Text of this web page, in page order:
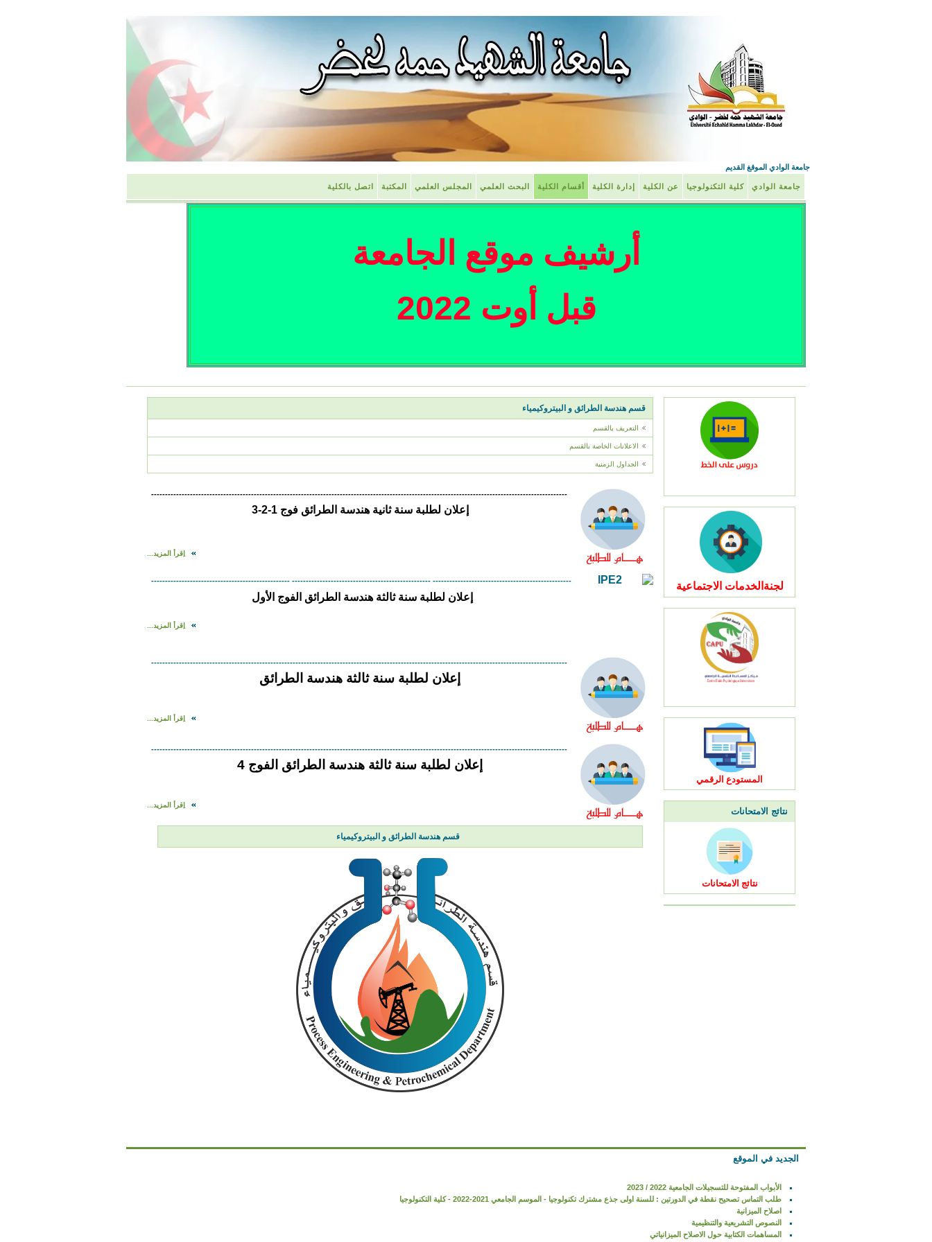
جامعة الوادي الموقغ القديم
جامعة الوادي كلية التكنولوجيا عن الكلية إدارة الكلية أقسام الكلية البحث العلمي المجلس العلمي المكتبة اتصل بالكلية
أرشيف موقع الجامعة
قبل أوت 2022
لجنةالخدمات الاجتماعية
المستودع الرقمي
نتائج الامتحانات
نتائج الامتحانات
قسم هندسة الطرائق و البيتروكيمياء
التعريف بالقسم
الاعلانات الخاصة بالقسم
الجداول الزمنية
------------------------------------------------------------------------------------------------------------------------------------------------------
إعلان لطلبة سنة ثانية هندسة الطرائق فوج 1-2-3
اِقرأ المزيد...
-------------------------------------------------- -------------------------------------------------- --------------------------------------------------
إعلان لطلبة سنة ثالثة هندسة الطرائق الفوج الأول
اِقرأ المزيد...
------------------------------------------------------------------------------------------------------------------------------------------------------
إعلان لطلبة سنة ثالثة هندسة الطرائق
اِقرأ المزيد...
------------------------------------------------------------------------------------------------------------------------------------------------------
إعلان لطلبة سنة ثالثة هندسة الطرائق الفوج 4
اِقرأ المزيد...
قسم هندسة الطرائق و البيتروكيمياء
الجديد في الموقع
الأبواب المفتوحة للتسجيلات الجامعية 2022 / 2023
طلب التماس تصحيح نقطة في الدورتين : للسنة اولى جذع مشترك تكنولوجيا - الموسم الجامعي 2021-2022 - كلية التكنولوجيا
اصلاح الميزانية
النصوص التشريعية والتنظيمية
المساهمات الكتابية حول الاصلاح الميزانياتي